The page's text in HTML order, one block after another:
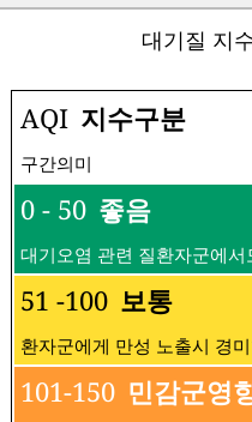
대기질 지
AQI 지수구분
구간의미
0 - 50 좋음
대기오염 관련 질환자군에
51 -100 보통
환자군에게 만성 노출시 경
101-150 민감군영